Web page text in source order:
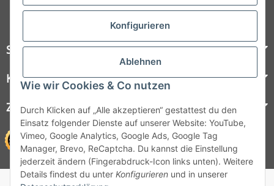
Konfigurieren
Ablehnen
Wie wir Cookies & Co nutzen
Durch Klicken auf „Alle akzeptieren“ gestattest du den
Einsatz folgender Dienste auf unserer Website: YouTube,
Vimeo, Google Analytics, Google Ads, Google Tag
Manager, Brevo, ReCaptcha. Du kannst die Einstellung
jederzeit ändern (Fingerabdruck-Icon links unten). Weitere
Details findest du unter Konfigurieren und in unserer
Steelboxx
Kundenservice
Zahlungsmöglichkeiten
© 1964 - 2026 Lüllmann GmbH